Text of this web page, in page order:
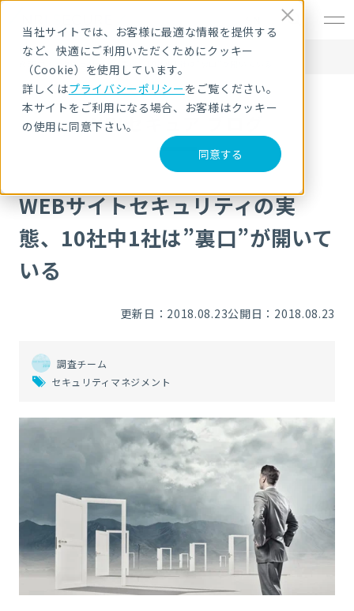
当社サイトでは、お客様に最適な情報を提供する
など、快適にご利用いただくためにクッキー
（Cookie）を使用しています。
詳しくはプライバシーポリシーをご覧ください。
本サイトをご利用になる場合、お客様はクッキー
の使用に同意下さい。
同意する
HOME
NRIセキュア ブログ
WEBサイトセキュリティの実態、10社中1社は”裏口”が開いている
NRIセキュア ブログ
WEBサイトセキュリティの実
態、10社中1社は”裏口”が開いて
いる
更新日：2018.08.23公開日：2018.08.23
調査チーム
セキュリティマネジメント